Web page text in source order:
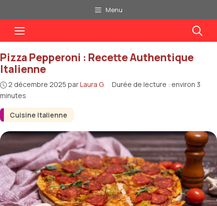
au
contenu
Menu
Menu
Cuisine Italienne
Pizza Pepperoni : Recette Authentique
Italienne
2 décembre 2025 parLaura G. · Durée de lecture : environ 3
minutes